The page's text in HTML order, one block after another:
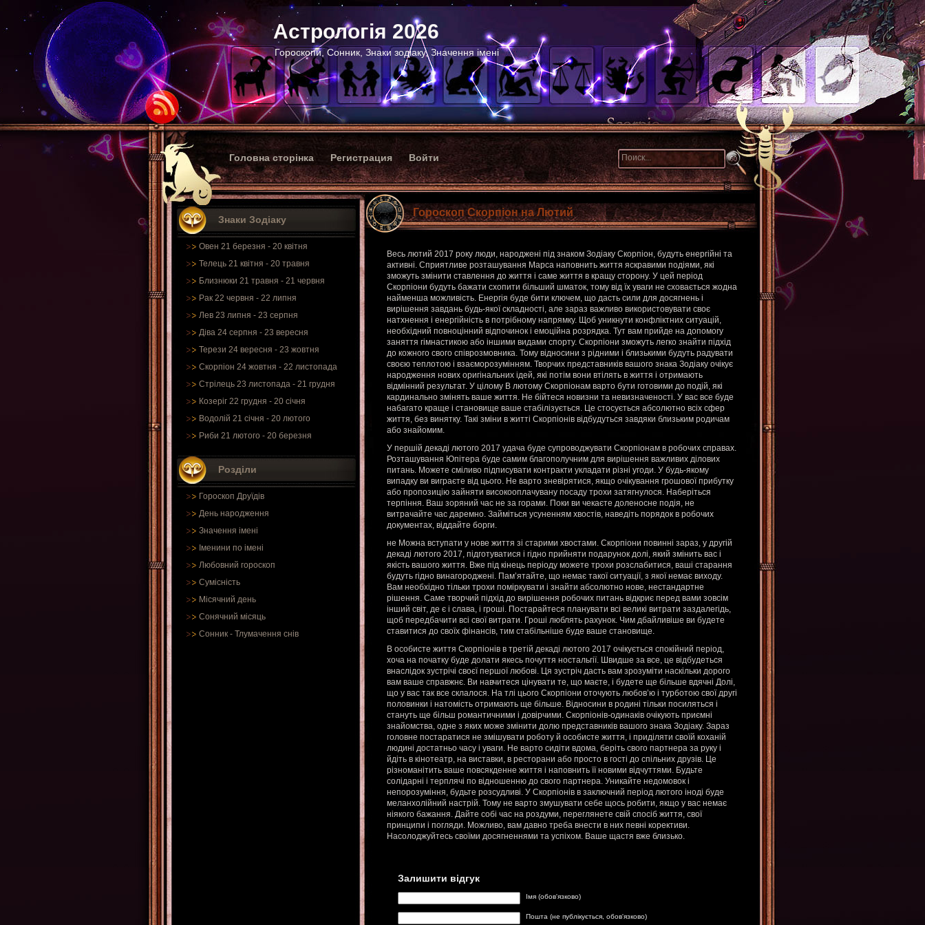
Астрологія 2026
Гороскопи, Сонник, Знаки зодіаку, Значення імені
Головна сторінка Регистрация Войти
Знаки Зодіаку
Овен 21 березня - 20 квітня
Телець 21 квітня - 20 травня
Близнюки 21 травня - 21 червня
Рак 22 червня - 22 липня
Лев 23 липня - 23 серпня
Діва 24 серпня - 23 вересня
Терези 24 вересня - 23 жовтня
Скорпіон 24 жовтня - 22 листопада
Стрілець 23 листопада - 21 грудня
Козеріг 22 грудня - 20 січня
Водолій 21 січня - 20 лютого
Риби 21 лютого - 20 березня
Розділи
Гороскоп Друїдів
День народження
Значення імені
Іменини по імені
Любовний гороскоп
Сумісність
Місячний день
Сонячний місяць
Сонник - Тлумачення снів
Гороскоп Скорпіон на Лютий
Весь лютий 2017 року люди, народжені під знаком Зодіаку Скорпіон, будуть енергійні та
активні. Сприятливе розташування Марса наповнить життя яскравими подіями, які
зможуть змінити ставлення до життя і саме життя в кращу сторону. У цей період
Скорпіони будуть бажати схопити більший шматок, тому від їх уваги не сховається жодна
найменша можливість. Енергія буде бити ключем, що дасть сили для досягнень і
вирішення завдань будь-якої складності, але зараз важливо використовувати своє
натхнення і енергійність в потрібному напрямку. Щоб уникнути конфліктних ситуацій,
необхідний повноцінний відпочинок і емоційна розрядка. Тут вам прийде на допомогу
заняття гімнастикою або іншими видами спорту. Скорпіони зможуть легко знайти підхід
до кожного свого співрозмовника. Тому відносини з рідними і близькими будуть радувати
своєю теплотою і взаєморозумінням. Творчих представників вашого знака Зодіаку очікує
народження нових оригінальних ідей, які потім вони втілять в життя і отримають
відмінний результат. У цілому В лютому Скорпіонам варто бути готовими до подій, які
кардинально змінять ваше життя. Не бійтеся новизни та невизначеності. У вас все буде
набагато краще і становище ваше стабілізується. Це стосується абсолютно всіх сфер
життя, без винятку. Такі зміни в житті Скорпіонів відбудуться завдяки близьким родичам
або знайомим.
У першій декаді лютого 2017 удача буде супроводжувати Скорпіонам в робочих справах.
Розташування Юпітера буде самим благополучним для вирішення важливих ділових
питань. Можете сміливо підписувати контракти укладати різні угоди. У будь-якому
випадку ви виграєте від цього. Не варто зневірятися, якщо очікування грошової прибутку
або пропозицію зайняти високооплачувану посаду трохи затягнулося. Наберіться
терпіння. Ваш зоряний час не за горами. Поки ви чекаєте доленосне подія, не
витрачайте час даремно. Займіться усуненням хвостів, наведіть порядок в робочих
документах, віддайте борги.
не Можна вступати у нове життя зі старими хвостами. Скорпіони повинні зараз, у другій
декаді лютого 2017, підготуватися і гідно прийняти подарунок долі, який змінить вас і
якість вашого життя. Вже під кінець періоду можете трохи розслабитися, ваші старання
будуть гідно винагороджені. Пам’ятайте, що немає такої ситуації, з якої немає виходу.
Вам необхідно тільки трохи поміркувати і знайти абсолютно нове, нестандартне
рішення. Саме творчий підхід до вирішення робочих питань відкриє перед вами зовсім
інший світ, де є і слава, і гроші. Постарайтеся планувати всі великі витрати заздалегідь,
щоб передбачити всі свої витрати. Гроші люблять рахунок. Чим дбайливіше ви будете
ставитися до своїх фінансів, тим стабільніше буде ваше становище.
В особисте життя Скорпіонів в третій декаді лютого 2017 очікується спокійний період,
хоча на початку буде долати якесь почуття ностальгії. Швидше за все, це відбудеться
внаслідок зустрічі своєї першої любові. Ця зустріч дасть вам зрозуміти наскільки дорого
вам ваше справжнє. Ви навчитеся цінувати те, що маєте, і будете ще більше вдячні Долі,
що у вас так все склалося. На тлі цього Скорпіони оточують любов’ю і турботою свої другі
половинки і натомість отримають ще більше. Відносини в родині тільки посиляться і
стануть ще більш романтичними і довірчими. Скорпіонів-одинаків очікують приємні
знайомства, одне з яких може змінити долю представників вашого знака Зодіаку. Зараз
головне постаратися не змішувати роботу й особисте життя, і приділяти своїй коханій
людині достатньо часу і уваги. Не варто сидіти вдома, беріть свого партнера за руку і
йдіть в кінотеатр, на виставки, в ресторани або просто в гості до спільних друзів. Це
різноманітить ваше повсякденне життя і наповнить її новими відчуттями. Будьте
солідарні і терплячі по відношенню до свого партнера. Уникайте недомовок і
непорозуміння, будьте розсудливі. У Скорпіонів в заключний період лютого іноді буде
меланхолійний настрій. Тому не варто змушувати себе щось робити, якщо у вас немає
ніякого бажання. Дайте собі час на роздуми, переглянете свій спосіб життя, свої
принципи і погляди. Можливо, вам давно треба внести в них певні корективи.
Насолоджуйтесь своїми досягненнями та успіхом. Ваше щастя вже близько.
Залишити відгук
Імя (обов'язково)
Пошта (не публікується, обов'язково)